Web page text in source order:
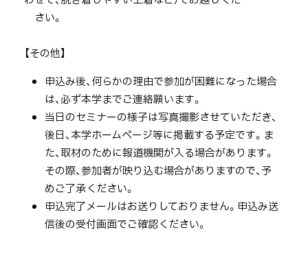
さい。
【その他】
申込み後、何らかの理由で参加が困難になった場合
は、必ず本学までご連絡願います。
当日のセミナーの様子は写真撮影させていただき、
後日、本学ホームページ等に掲載する予定です。ま
た、取材のために報道機関が入る場合があります。
その際、参加者が映り込む場合がありますので、予
めご了承ください。
申込完了メールはお送りしておりません。申込み送
信後の受付画面でご確認ください。